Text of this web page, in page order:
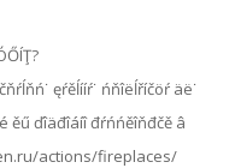
ęŕěĺííŕ˙ ńňîëĺříčöŕ äë˙
ěű ďîäđîáíî đŕńńěîňđčě â
actions/fireplaces/